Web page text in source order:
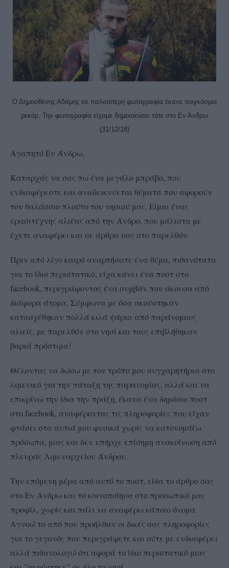
Ο Δημοσθένης Αδάμης σε παλαιότερη φωτογραφία έκανε παγκόσμιο
ρεκόρ. Την φωτογραφία είχαμε δημοσιεύσει τότε στο Εν Άνδρω
(31/12/18)
Αγαπητό Εν Άνδρω,
Καταρχάς να σας πω ένα μεγάλο μπράβο, που
ενδιαφέρεστε και αναδεικνύεται θέματα που αφορούν
τον θαλάσσιο πλούτο του νησιού μας. Είμαι ένας
ερασιτέχνης αλιέας από την Άνδρο, που μάλιστα με
έχετε αναφέρει και σε άρθρα σας στο παρελθόν.
Πριν από λίγο καιρό αναρτήσατε ένα θέμα, πιθανότατα
για το ίδιο περιστατικό, είχα κάνει ένα ποστ στο
facebook, περιγράφοντας ένα συμβάν που άκουσα από
διάφορα άτομα. Σύμφωνα με όσα ακούστηκαν
κατασχέθηκαν πολλά κιλά ψάρια από παράνομους
αλιείς, με παρελθόν στο νησί και τους επιβλήθηκαν
βαριά πρόστιμα!
Θέλοντας να δώσω με τον τρόπο μου συγχαρητήρια στο
λιμενικό για την πάταξη της παρανομίας, αλλά και να
επικρίνω την ίδια την πράξη, έκανα ένα δημόσιο ποστ
στο facebook, αναφέροντας τις πληροφορίες που είχαν
φτάσει στα αυτιά μου φυσικά χωρίς να κατονομάζω
πρόσωπα, μιας και δεν υπήρχε επίσημη ανακοίνωση από
πλευράς Λιμεναρχείου Άνδρου.
Την επόμενη μέρα από αυτό το ποστ, είδα το άρθρο σας
στο Εν Ανδρω και το κοινοποίησα στο προσωπικό μου
προφίλ, χωρίς και πάλι να αναφέρω κάποιο όνομα.
Αγνοώ το από που προήλθαν οι δικές σας πληροφορίες
για το γεγονός που περιγράφετε και ούτε με ενδιαφέρει
αλλά πιθανολογώ ότι αφορά το ίδιο περιστατικό μιας